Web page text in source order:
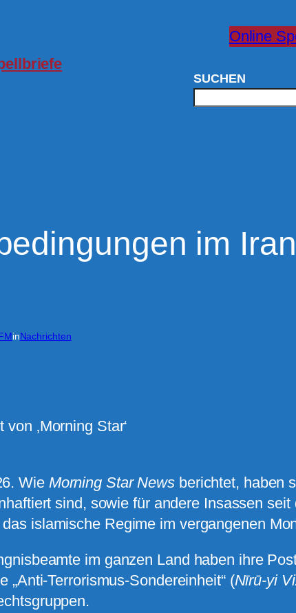
Online
SUCHEN
im
inNachrichten
‚Morning Star‘
Wie Morning Star News berichtet, haben
sind, sowie für andere Insassen
islamische Regime im vergangenen
im ganzen Land haben ihre
„Anti-Terrorismus-Sondereinheit“ (Nīrū-yi